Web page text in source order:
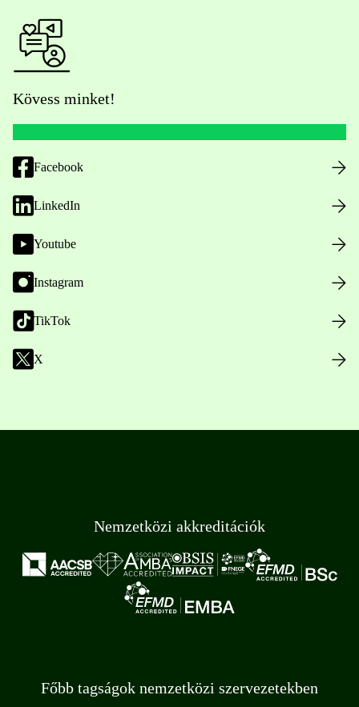
Kövess minket!
Facebook
LinkedIn
Youtube
Instagram
TikTok
X
Nemzetközi akkreditációk
Főbb tagságok nemzetközi szervezetekben